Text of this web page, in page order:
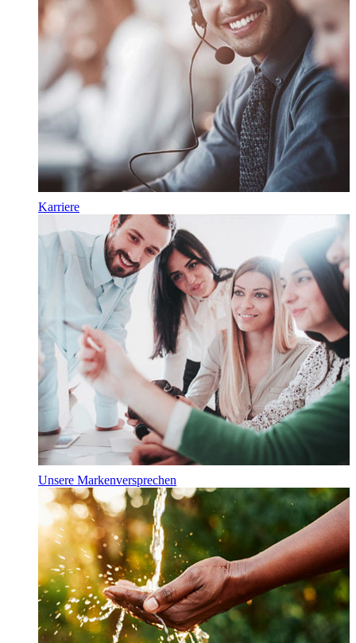
Karriere
Unsere Markenversprechen